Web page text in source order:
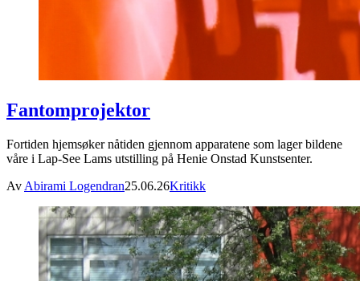
Fantomprojektor
Fortiden hjemsøker nåtiden gjennom apparatene som lager bildene
våre i Lap-See Lams utstilling på Henie Onstad Kunstsenter.
Av Abirami Logendran25.06.26Kritikk